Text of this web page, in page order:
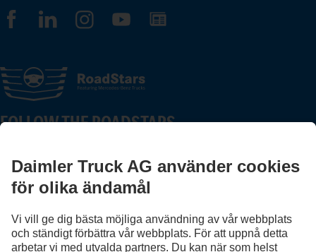
FOLLOW THE ROADSTARS.
Välkommen in